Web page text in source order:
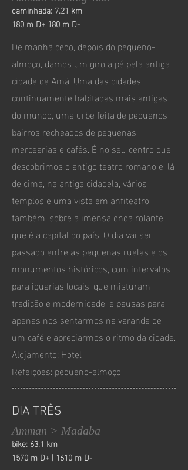
caminhada: 7.21 km
180 m D+ 180 m D-
De manhã cedo, depois do pequeno-
almoço, damos um giro a pé pela antiga
cidade de Amã. Uma das cidades
continuamente habitadas mais antigas
do mundo, uma urbe feita de pequenos
bairros recheados de pequenas
mercearias e cafés. É no seu centro que
descobrimos o antigo teatro romano e, lá
de cima, na antiga cidadela, vários
templos e uma vista em anfiteatro
também, sobre a imensa onda rolante
que é a capital do país. O dia vai ser
passado entre as pequenas ruelas e os
monumentos históricos, com intervalos
para iguarias locais, que misturam
tradição e modernidade, e pausas para
apenas nos sentarmos na varanda de
um café e apreciarmos o ritmo da cidade.
Alojamento: Hotel
Refeições: pequeno-almoço
DIA TRÊS
Amman > Madaba
bike: 63.1 km
1570 m D+ | 1610 m D-